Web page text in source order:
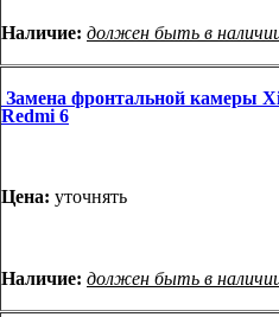
Наличие: должен быть в
Замена фронтальной камеры
Redmi 6
Цена: уточнять
Наличие: должен быть в